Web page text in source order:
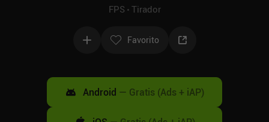
FPS Tirador
Favorito
Android — Gratis (Ads + iAP)